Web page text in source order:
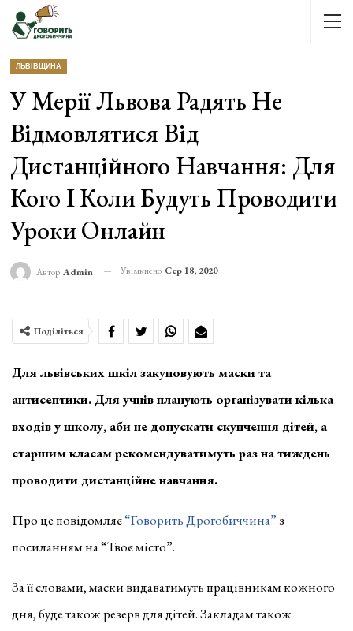
ЛЬВІВЩИНА
У Мерії Львова Радять Не
Відмовлятися Від
Дистанційного Навчання: Для
Кого І Коли Будуть Проводити
Уроки Онлайн
Автор Admin Увімкнено Сер 18, 2020
Поділіться
Для львівських шкіл закуповують маски та
антисептики. Для учнів планують організувати кілька
входів у школу, аби не допускати скупчення дітей, а
старшим класам рекомендуватимуть раз на тиждень
проводити дистанційне навчання.
Про це повідомляє“Говорить Дрогобиччина”з
посиланням на “Твоє місто”.
За її словами, маски видаватимуть працівникам кожного
дня, буде також резерв для дітей. Закладам також